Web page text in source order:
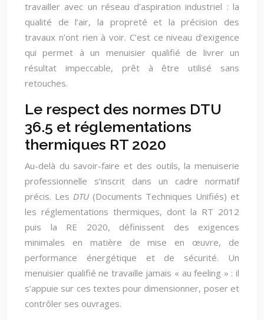
travailler avec un réseau d’aspiration industriel : la
qualité de l’air, la propreté et la précision des
travaux n’ont rien à voir. C’est ce niveau d’exigence
qui permet à un menuisier qualifié de livrer un
résultat impeccable, prêt à être utilisé sans
retouches.
Le respect des normes DTU
36.5 et réglementations
thermiques RT 2020
Au-delà du savoir-faire et des outils, la menuiserie
professionnelle s’inscrit dans un cadre normatif
précis. Les DTU(Documents Techniques Unifiés) et
les réglementations thermiques, dont la RT 2012
puis la RE 2020, définissent des exigences
minimales en matière de mise en œuvre, de
performance énergétique et de sécurité. Un
menuisier qualifié ne travaille jamais « au feeling » : il
s’appuie sur ces textes pour dimensionner, poser et
contrôler ses ouvrages.